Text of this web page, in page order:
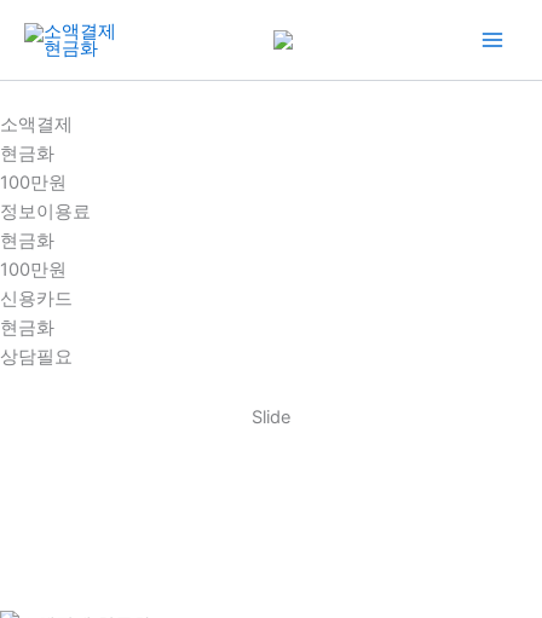
건
너
뛰
기
소액결제
현금화
100만원
정보이용료
현금화
100만원
신용카드
현금화
상담필요
Slide